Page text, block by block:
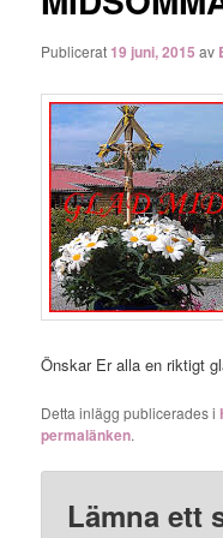
Publicerat 19 juni, 2015 av
Önskar Er alla en riktigt
Detta inlägg publicerades i
permalänken.
Lämna ett